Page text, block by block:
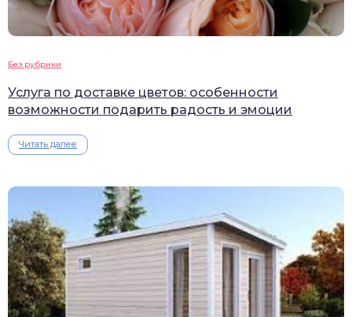
Без рубрики
Услуга по доставке цветов: особенности
возможности подарить радость и эмоции
Читать далее